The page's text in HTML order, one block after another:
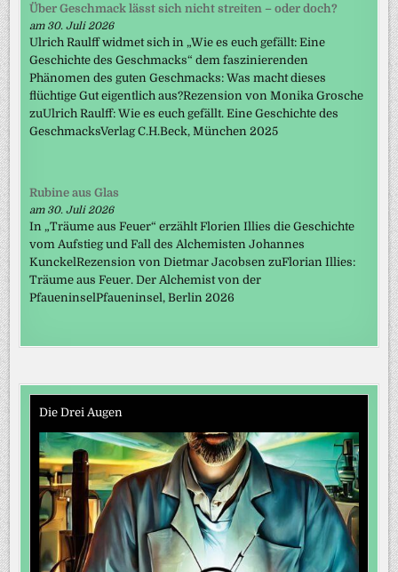
Über Geschmack lässt sich nicht streiten – oder doch?
am 30. Juli 2026
Ulrich Raulff widmet sich in „Wie es euch gefällt: Eine
Geschichte des Geschmacks“ dem faszinierenden
Phänomen des guten Geschmacks: Was macht dieses
flüchtige Gut eigentlich aus?Rezension von Monika Grosche
zuUlrich Raulff: Wie es euch gefällt. Eine Geschichte des
GeschmacksVerlag C.H.Beck, München 2025
Rubine aus Glas
am 30. Juli 2026
In „Träume aus Feuer“ erzählt Florien Illies die Geschichte
vom Aufstieg und Fall des Alchemisten Johannes
KunckelRezension von Dietmar Jacobsen zuFlorian Illies:
Träume aus Feuer. Der Alchemist von der
PfaueninselPfaueninsel, Berlin 2026
Die Drei Augen